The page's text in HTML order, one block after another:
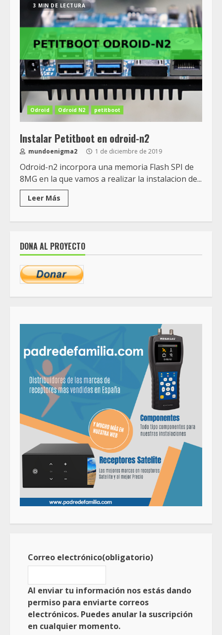
3 MIN DE LECTURA
Odroid Odroid N2 petitboot
Instalar Petitboot en odroid-n2
mundoenigma2 1 de diciembre de 2019
Odroid-n2 incorpora una memoria Flash SPI de
8MG en la que vamos a realizar la instalacion de...
Leer Más
DONA AL PROYECTO
Correo electrónico(obligatorio)
Al enviar tu información nos estás dando
permiso para enviarte correos
electrónicos. Puedes anular la suscripción
en cualquier momento.